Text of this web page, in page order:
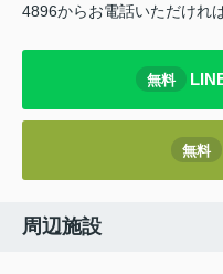
4896からお電話いただけれ
無料
無料
周辺施設